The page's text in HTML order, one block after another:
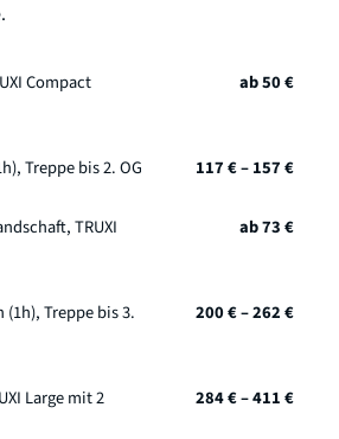
Compact
ab 50 €
Treppe bis 2. OG 117 € – 157 €
TRUXI
ab 73 €
Treppe bis 3.
200 € – 262 €
Large mit 2
284 € – 411 €